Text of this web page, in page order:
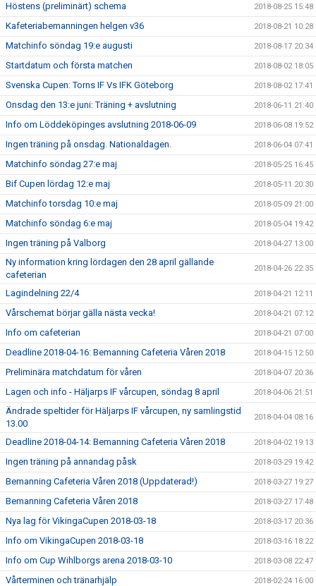
Höstens (preliminärt) schema 2018-08-25 15:48
Kafeteriabemanningen helgen v36 2018-08-21 10:28
Matchinfo söndag 19:e augusti 2018-08-17 20:34
Startdatum och första matchen 2018-08-02 18:05
Svenska Cupen: Torns IF Vs IFK Göteborg 2018-08-02 17:41
Onsdag den 13:e juni: Träning + avslutning 2018-06-11 21:40
Info om Löddeköpinges avslutning 2018-06-09 2018-06-08 19:52
Ingen träning på onsdag. Nationaldagen. 2018-06-04 07:41
Matchinfo söndag 27:e maj 2018-05-25 16:45
Bif Cupen lördag 12:e maj 2018-05-11 20:30
Matchinfo torsdag 10:e maj 2018-05-09 21:00
Matchinfo söndag 6:e maj 2018-05-04 19:42
Ingen träning på Valborg 2018-04-27 13:00
Ny information kring lördagen den 28 april gällande
cafeterian
2018-04-26 22:35
Lagindelning 22/4 2018-04-21 12:11
Vårschemat börjar gälla nästa vecka! 2018-04-21 07:12
Info om cafeterian 2018-04-21 07:00
Deadline 2018-04-16: Bemanning Cafeteria Våren 2018 2018-04-15 12:50
Preliminära matchdatum för våren 2018-04-07 20:36
Lagen och info - Häljarps IF vårcupen, söndag 8 april 2018-04-06 21:51
Ändrade speltider för Häljarps IF vårcupen, ny samlingstid
13.00
2018-04-04 08:16
Deadline 2018-04-14: Bemanning Cafeteria Våren 2018 2018-04-02 19:13
Ingen träning på annandag påsk 2018-03-29 19:42
Bemanning Cafeteria Våren 2018 (Uppdaterad!) 2018-03-27 19:27
Bemanning Cafeteria Våren 2018 2018-03-27 17:48
Nya lag för VikingaCupen 2018-03-18 2018-03-17 20:36
Info om VikingaCupen 2018-03-18 2018-03-16 18:22
Info om Cup Wihlborgs arena 2018-03-10 2018-03-08 22:47
Vårterminen och tränarhjälp 2018-02-24 16:00